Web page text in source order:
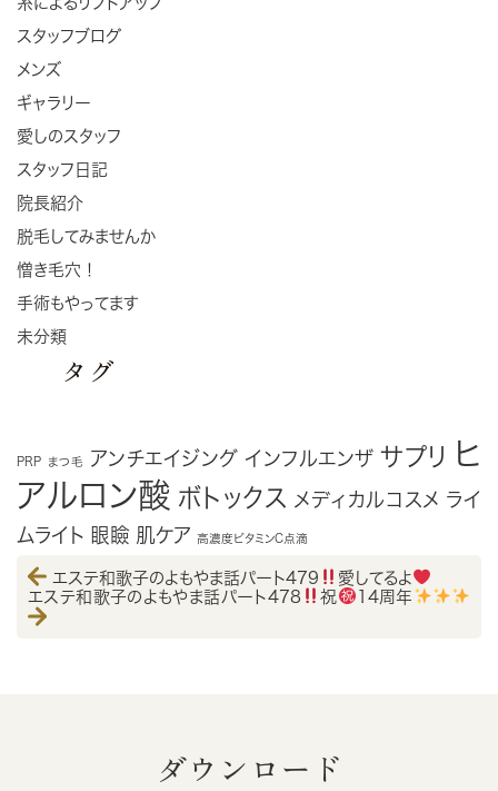
スタッフブログ
メンズ
ギャラリー
愛しのスタッフ
スタッフ日記
院長紹介
脱毛してみませんか
憎き毛穴！
手術もやってます
未分類
タグ
PRP まつ毛 アンチエイジング インフルエンザ サプリ ヒ
アルロン酸 ボトックス メディカルコスメ ライ
ムライト 眼瞼 肌ケア 高濃度ビタミンC点滴
エステ和歌子のよもやま話パート479
愛してるよ
エステ和歌子のよもやま話パート478
祝 14周年
ダウンロード